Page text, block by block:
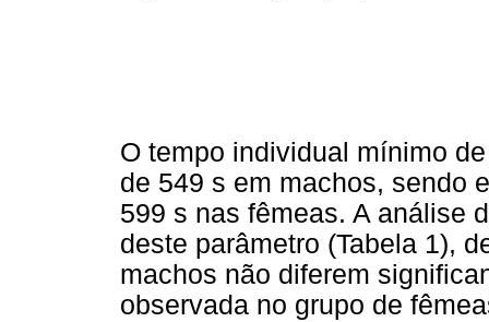
O tempo individual mínimo
de 549 s em machos, sendo
599 s nas fêmeas. A análise
deste parâmetro (Tabela 1),
machos não diferem
observada no grupo de